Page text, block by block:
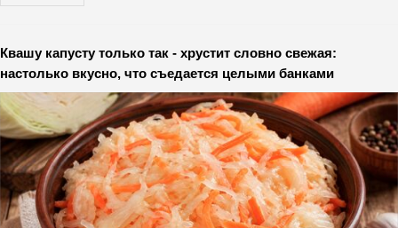
Квашу капусту только так - хрустит словно свежая:
настолько вкусно, что съедается целыми банками